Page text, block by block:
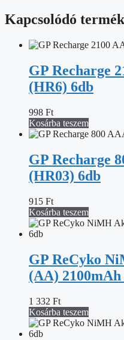
Kapcsolódó
GP Recharge
(HR6) 6db
998 Ft
Kosárba teszem
GP Recharge
(HR03) 6db
915 Ft
Kosárba teszem
GP ReCyko
(AA) 2100mAh
1 332 Ft
Kosárba teszem